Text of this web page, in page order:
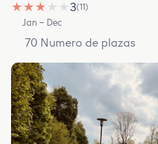
★ ★ ★ ★ ★3(11)
Jan – Dec
70 Numero de plazas